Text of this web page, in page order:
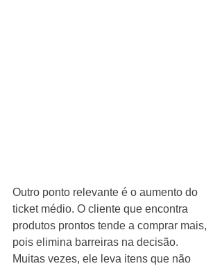
Outro ponto relevante é o aumento do
ticket médio. O cliente que encontra
produtos prontos tende a comprar mais,
pois elimina barreiras na decisão.
Muitas vezes, ele leva itens que não